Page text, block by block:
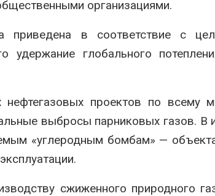
организациями.
приведена в соответствие с
удержание глобального
проектов по всему
выбросы парниковых газов. В
«углеродным бомбам» —
сжиженного природного